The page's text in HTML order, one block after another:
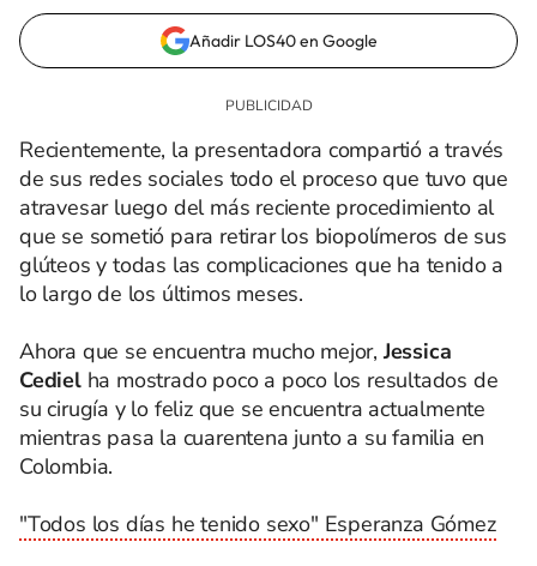
Añadir LOS40 en Google
Recientemente, la presentadora compartió a través
de sus redes sociales todo el proceso que tuvo que
atravesar luego del más reciente procedimiento al
que se sometió para retirar los biopolímeros de sus
glúteos y todas las complicaciones que ha tenido a
lo largo de los últimos meses.
Ahora que se encuentra mucho mejor,Jessica
Cedielha mostrado poco a poco los resultados de
su cirugía y lo feliz que se encuentra actualmente
mientras pasa la cuarentena junto a su familia en
Colombia.
"Todos los días he tenido sexo" Esperanza Gómez